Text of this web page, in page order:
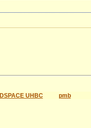
DSPACE UHBC pmb